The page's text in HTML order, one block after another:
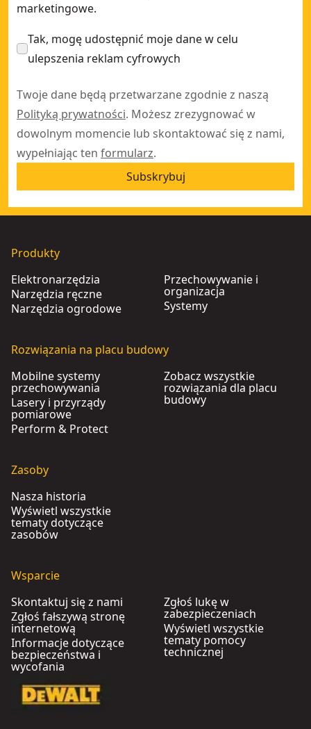
marketingowe.
Tak, mogę udostępnić moje dane w celu
ulepszenia reklam cyfrowych
Twoje dane będą przetwarzane zgodnie z naszą
Polityką prywatności. Możesz zrezygnować w
dowolnym momencie lub skontaktować się z nami,
wypełniając ten formularz.
Subskrybuj
Produkty
Elektronarzędzia
Narzędzia ręczne
Narzędzia ogrodowe
Przechowywanie i
organizacja
Systemy
Rozwiązania na placu budowy
Mobilne systemy
przechowywania
Lasery i przyrządy
pomiarowe
Perform & Protect
Zobacz wszystkie
rozwiązania dla placu
budowy
Zasoby
Nasza historia
Wyświetl wszystkie
tematy dotyczące
zasobów
Wsparcie
Skontaktuj się z nami
Zgłoś fałszywą stronę
internetową
Informacje dotyczące
bezpieczeństwa i
wycofania
Zgłoś lukę w
zabezpieczeniach
Wyświetl wszystkie
tematy pomocy
technicznej